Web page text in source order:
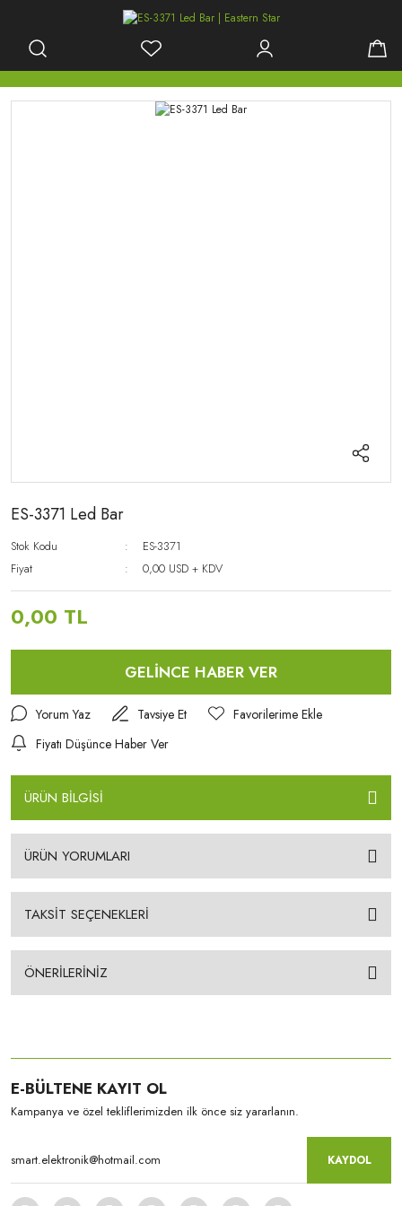
ES-3371 Led Bar
Stok Kodu
ES-3371
Fiyat
0,00 USD + KDV
0,00 TL
GELİNCE HABER VER
Yorum Yaz
Tavsiye Et
Fiyatı Düşünce Haber Ver
ÜRÜN BİLGİSİ
ÜRÜN YORUMLARI
TAKSİT SEÇENEKLERİ
ÖNERİLERİNİZ
E-BÜLTENE KAYIT OL
Kampanya ve özel tekliflerimizden ilk önce siz yararlanın.
KAYDOL